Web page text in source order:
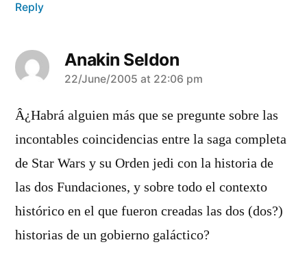
Reply
Anakin Seldon
says:
22/June/2005 at 22:06 pm
Â¿Habrá alguien más que se pregunte sobre las
incontables coincidencias entre la saga completa
de Star Wars y su Orden jedi con la historia de
las dos Fundaciones, y sobre todo el contexto
histórico en el que fueron creadas las dos (dos?)
historias de un gobierno galáctico?